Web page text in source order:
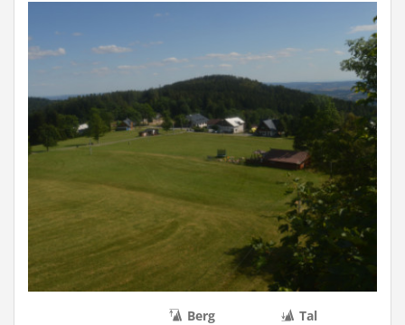
Berg
Tal